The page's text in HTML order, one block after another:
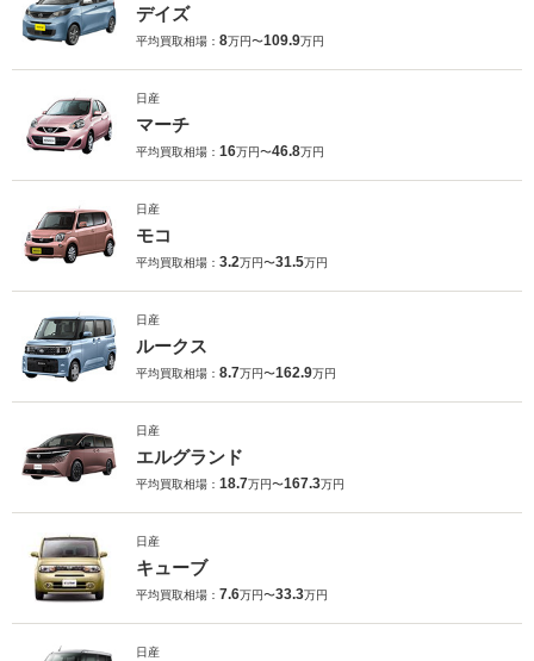
デイズ
平均買取相場： 8万円〜109.9万円
日産
マーチ
平均買取相場： 16万円〜46.8万円
日産
モコ
平均買取相場： 3.2万円〜31.5万円
日産
ルークス
平均買取相場： 8.7万円〜162.9万円
日産
エルグランド
平均買取相場： 18.7万円〜167.3万円
日産
キューブ
平均買取相場： 7.6万円〜33.3万円
日産